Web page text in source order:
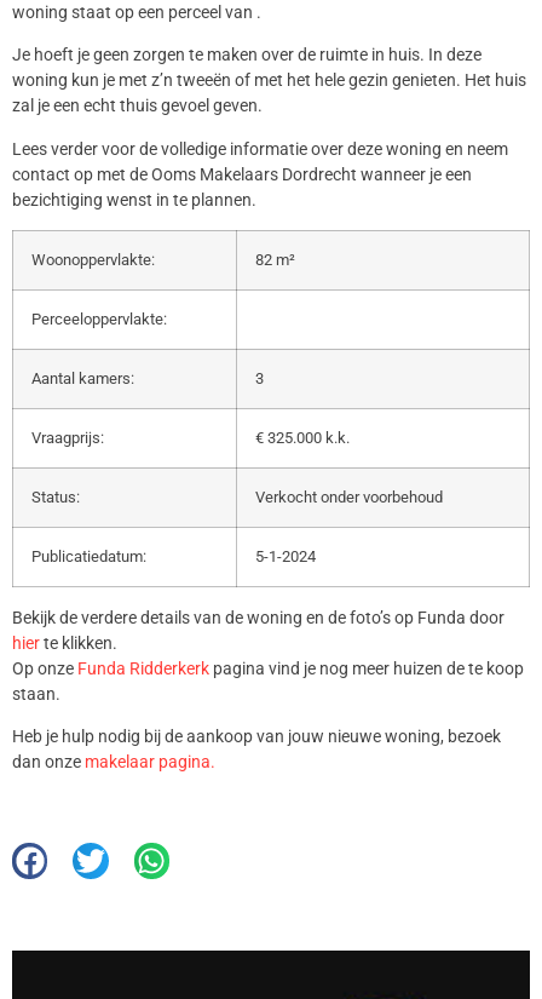
woning staat op een perceel van .
Je hoeft je geen zorgen te maken over de ruimte in huis. In deze
woning kun je met z’n tweeën of met het hele gezin genieten. Het huis
zal je een echt thuis gevoel geven.
Lees verder voor de volledige informatie over deze woning en neem
contact op met de Ooms Makelaars Dordrecht wanneer je een
bezichtiging wenst in te plannen.
Woonoppervlakte: 82 m²
Perceeloppervlakte:
Aantal kamers: 3
Vraagprijs: € 325.000 k.k.
Status: Verkocht onder voorbehoud
Publicatiedatum: 5-1-2024
Bekijk de verdere details van de woning en de foto’s op Funda door
hierte klikken.
Op onze Funda Ridderkerk pagina vind je nog meer huizen de te koop
staan.
Heb je hulp nodig bij de aankoop van jouw nieuwe woning, bezoek
dan onze makelaar pagina.